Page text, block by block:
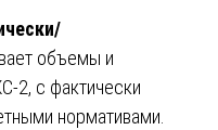
объемы и
2, с фактически
нормативами.